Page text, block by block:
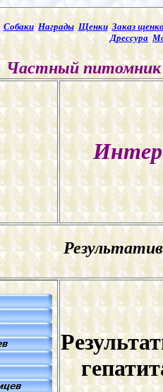
Собаки Награды Щенки Заказ
Дрессура
Частный питомник